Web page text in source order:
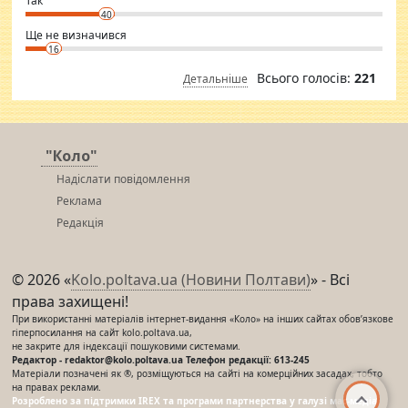
40
Ще не визначився
16
Детальніше Всього голосів: 221
"Коло"
Надіслати повідомлення
Реклама
Редакція
© 2026 «Kolo.poltava.ua (Новини Полтави)» - Всі
права захищені!
При використанні матеріалів інтернет-видання «Коло» на інших сайтах обов’язкове
гіперпосилання на сайт kolo.poltava.ua,
не закрите для індексації пошуковими системами.
Редактор - redaktor@kolo.poltava.ua Телефон редакції: 613-245
Матеріали позначені як ®, розміщуються на сайті на комерційних засадах, тобто
на правах реклами.
Розроблено за підтримки IREX та програми партнерства у галузі мас-медіа